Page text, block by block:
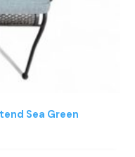
Sea Green